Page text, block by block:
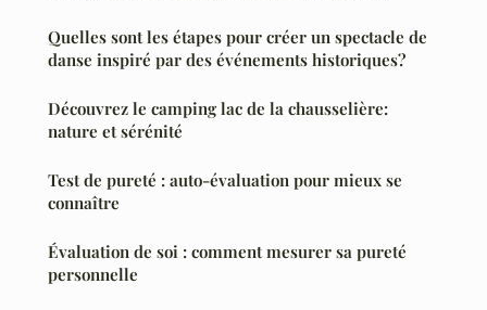
Quelles sont les étapes pour créer un spectacle de
danse inspiré par des événements historiques?
Découvrez le camping lac de la chausselière:
nature et sérénité
Test de pureté : auto-évaluation pour mieux se
connaître
Évaluation de soi : comment mesurer sa pureté
personnelle